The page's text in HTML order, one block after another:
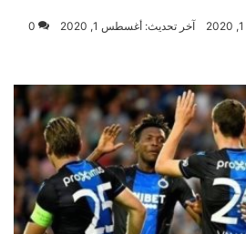
آخر تحديث: أغسطس 1, 2020 0